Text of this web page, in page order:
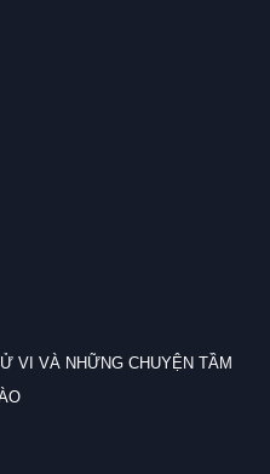
VI VÀ NHỮNG CHUYỆN TẦM